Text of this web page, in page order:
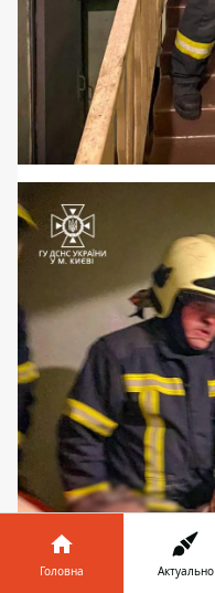
Головна Актуально